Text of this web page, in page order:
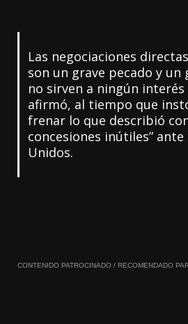
Las negociaciones
son un grave pecado y
no sirven a ningún interés
afirmó, al tiempo que
frenar lo que describió
concesiones inútiles” ante
Unidos.
CONTENIDO PATROCINADO / RECOMENDADO